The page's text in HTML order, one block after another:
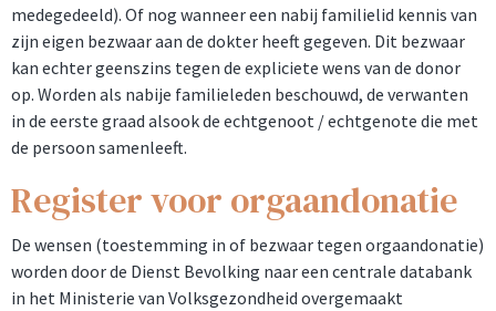
medegedeeld). Of nog wanneer een nabij familielid kennis van
zijn eigen bezwaar aan de dokter heeft gegeven. Dit bezwaar
kan echter geenszins tegen de expliciete wens van de donor
op. Worden als nabije familieleden beschouwd, de verwanten
in de eerste graad alsook de echtgenoot / echtgenote die met
de persoon samenleeft.
Register voor orgaandonatie
De wensen (toestemming in of bezwaar tegen orgaandonatie)
worden door de Dienst Bevolking naar een centrale databank
in het Ministerie van Volksgezondheid overgemaakt